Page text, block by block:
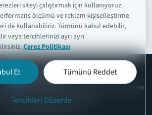
siteyi çalıştırmak için kullanıyoruz.
ölçümü ve reklam kişiselleştirme
de kullanabiliriz. Tümünü kabul edebilir,
veya tercihlerinizi ayrı ayrı
Çerez Politikası
Et Tümünü Reddet
Tercihleri Düzenle
şarkısözleritr
Kaldırma Kullanım ŞartlarıGizlilik Politikası
PolitikasıİletişimÇerez Ayarları